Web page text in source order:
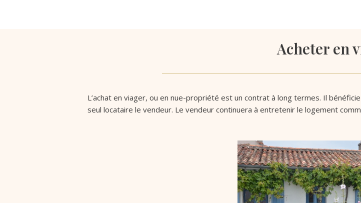
Acheter en
L’achat en viager, ou en nue-propriété est un contrat à long termes. Il
seul locataire le vendeur. Le vendeur continuera à entretenir le logement